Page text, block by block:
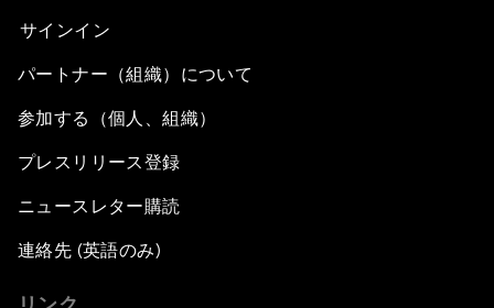
サインイン
パートナー（組織）について
参加する（個人、組織）
プレスリリース登録
ニュースレター購読
連絡先 (英語のみ)